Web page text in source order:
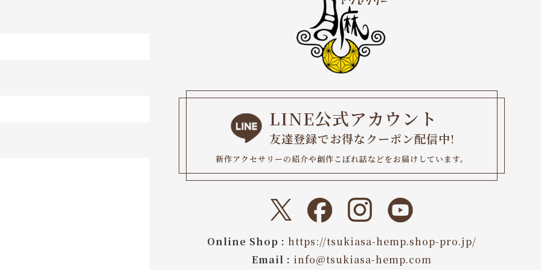
LINE公式アカウント
友達登録でお得なクーポン配信中!
新作アクセサリーの紹介や創作こぼれ話などをお届けしています。
Online Shop : https://tsukiasa-hemp.shop-pro.jp/
Email : info@tsukiasa-hemp.com